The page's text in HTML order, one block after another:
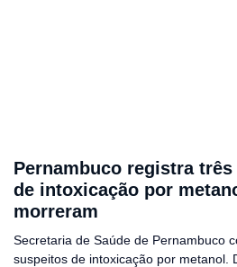
Pernambuco registra
de intoxicação por
morreram
Secretaria de Saúde de Pernambuco
suspeitos de intoxicação por metanol.